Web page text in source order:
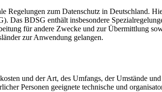
Regelungen zum Datenschutz in Deutschland.
Das BDSG enthält insbesondere
für andere Zwecke und zur Übermittlung
zur Anwendung gelangen.
und der Art, des Umfangs, der Umstände
Personen geeignete technische und